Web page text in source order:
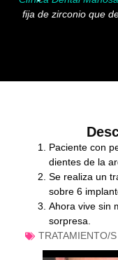
fija de zirconio que
Paciente con
dientes de la
Se realiza un
sobre 6
Ahora vive sin
sorpresa.
TRATAMIENTO/